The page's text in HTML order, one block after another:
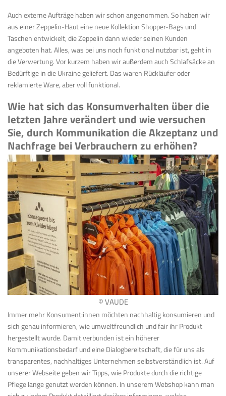
Auch externe Aufträgehaben wir schon angenommen. So haben wir
aus einer Zeppelin-Haut eine neue Kollektion Shopper-Bags und
Taschen entwickelt, die Zeppelin dann wieder seinen Kunden
angeboten hat. Alles, was bei uns noch funktional nutzbar ist, geht in
die Verwertung. Vor kurzem haben wir außerdem auch Schlafsäcke an
Bedürftige in die Ukraine geliefert. Das waren Rückläufer oder
reklamierte Ware, aber voll funktional.
Wie hat sich das Konsumverhalten über die
letzten Jahre verändert und wie versuchen
Sie, durch Kommunikation die Akzeptanz und
Nachfrage bei Verbrauchern zu erhöhen?
© VAUDE
Immer mehr Konsument:innen möchten nachhaltig konsumieren und
sich genau informieren, wie umweltfreundlich und fair ihr Produkt
hergestellt wurde. Damit verbunden ist ein höherer
Kommunikationsbedarf und eine Dialogbereitschaft, die für uns als
transparentes, nachhaltiges Unternehmen selbstverständlich ist. Auf
unserer Webseite geben wir Tipps, wie Produkte durch die richtige
Pflege lange genutzt werden können. In unserem Webshop kann man